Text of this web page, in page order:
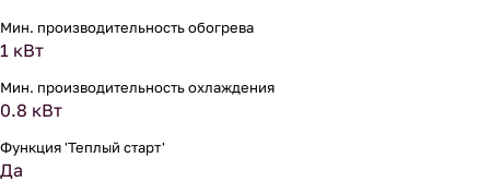
Мин. производительность обогрева
1 кВт
Мин. производительность охлаждения
0.8 кВт
Функция 'Теплый старт'
Да